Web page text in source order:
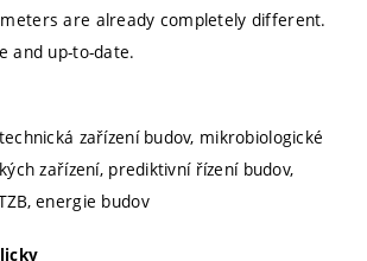
are already completely different.
and up-to-date.
zařízení budov, mikrobiologické
zařízení, prediktivní řízení budov,
energie budov